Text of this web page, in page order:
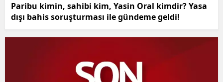
Paribu kimin, sahibi kim, Yasin Oral kimdir? Yasa
dışı bahis soruşturması ile gündeme geldi!